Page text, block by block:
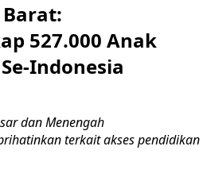
527.000 Anak
Indonesia
dan Menengah
terkait akses pendidikan